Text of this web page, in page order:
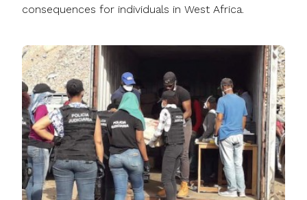
consequences for individuals in West Africa.